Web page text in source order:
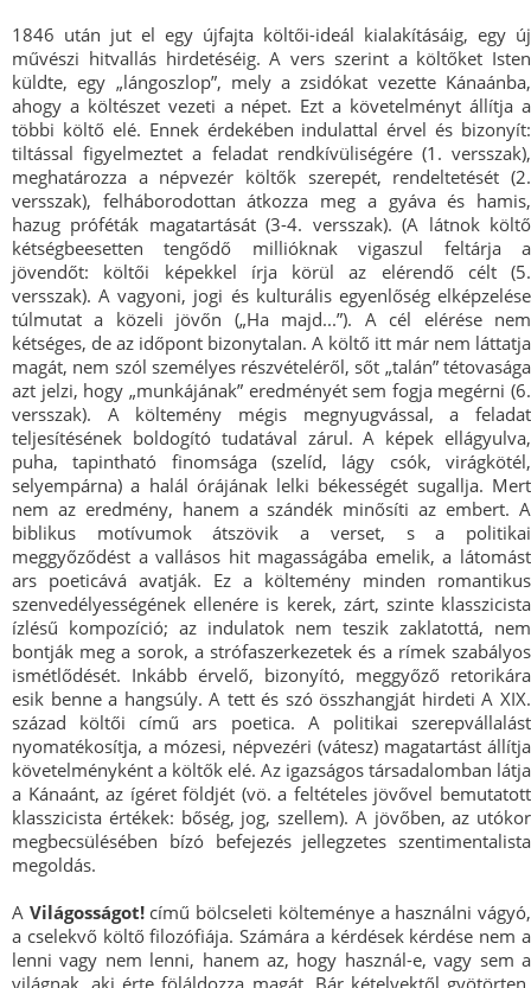
1846 után jut el egy újfajta költői-ideál kialakításáig, egy új
művészi hitvallás hirdetéséig. A vers szerint a költőket Isten
küldte, egy „lángoszlop”, mely a zsidókat vezette Kánaánba,
ahogy a költészet vezeti a népet. Ezt a követelményt állítja a
többi költő elé. Ennek érdekében indulattal érvel és bizonyít:
tiltással figyelmeztet a feladat rendkívüliségére (1. versszak),
meghatározza a népvezér költők szerepét, rendeltetését (2.
versszak), felháborodottan átkozza meg a gyáva és hamis,
hazug próféták magatartását (3-4. versszak). (A látnok költő
kétségbeesetten tengődő millióknak vigaszul feltárja a
jövendőt: költői képekkel írja körül az elérendő célt (5.
versszak). A vagyoni, jogi és kulturális egyenlőség elképzelése
túlmutat a közeli jövőn („Ha majd...”). A cél elérése nem
kétséges, de az időpont bizonytalan. A költő itt már nem láttatja
magát, nem szól személyes részvételéről, sőt „talán” tétovasága
azt jelzi, hogy „munkájának” eredményét sem fogja megérni (6.
versszak). A költemény mégis megnyugvással, a feladat
teljesítésének boldogító tudatával zárul. A képek ellágyulva,
puha, tapintható finomsága (szelíd, lágy csók, virágkötél,
selyempárna) a halál órájának lelki békességét sugallja. Mert
nem az eredmény, hanem a szándék minősíti az embert. A
biblikus motívumok átszövik a verset, s a politikai
meggyőződést a vallásos hit magasságába emelik, a látomást
ars poeticává avatják. Ez a költemény minden romantikus
szenvedélyességének ellenére is kerek, zárt, szinte klasszicista
ízlésű kompozíció; az indulatok nem teszik zaklatottá, nem
bontják meg a sorok, a strófaszerkezetek és a rímek szabályos
ismétlődését. Inkább érvelő, bizonyító, meggyőző retorikára
esik benne a hangsúly. A tett és szó összhangját hirdeti A XIX.
század költői című ars poetica. A politikai szerepvállalást
nyomatékosítja, a mózesi, népvezéri (vátesz) magatartást állítja
követelményként a költők elé. Az igazságos társadalomban látja
a Kánaánt, az ígéret földjét (vö. a feltételes jövővel bemutatott
klasszicista értékek: bőség, jog, szellem). A jövőben, az utókor
megbecsülésében bízó befejezés jellegzetes szentimentalista
megoldás.
A Világosságot! című bölcseleti költeménye a használni vágyó,
a cselekvő költő filozófiája. Számára a kérdések kérdése nem a
lenni vagy nem lenni, hanem az, hogy használ-e, vagy sem a
világnak, aki érte föláldozza magát. Bár kételyektől gyötörten,